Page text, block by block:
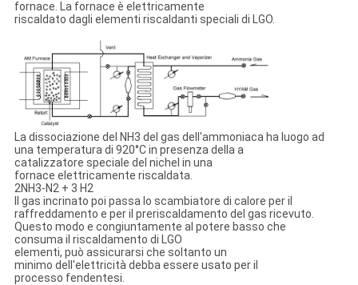
fornace. La fornace è elettricamente
riscaldato dagli elementi riscaldanti speciali di LGO.
La dissociazione del NH3 del gas dell'ammoniaca ha luogo ad
una temperatura di 920°C in presenza della a
catalizzatore speciale del nichel in una
fornace elettricamente riscaldata.
2NH3-N2 + 3 H2
Il gas incrinato poi passa lo scambiatore di calore per il
raffreddamento e per il preriscaldamento del gas ricevuto.
Questo modo e congiuntamente al potere basso che
consuma il riscaldamento di LGO
elementi, può assicurarsi che soltanto un
minimo dell'elettricità debba essere usato per il
processo fendentesi.